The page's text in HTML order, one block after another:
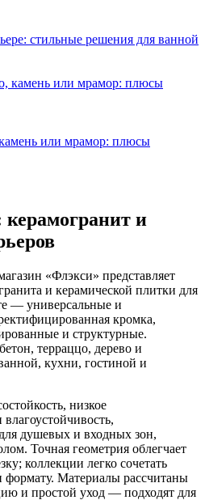
стильные решения для ванной
или мрамор: плюсы
и
«Флэкси» представляет
и керамической плитки для
— универсальные и
кромка,
и структурные.
терраццо, дерево и
кухни, гостиной и
низкое
душевых и входных зон,
Точная геометрия облегчает
коллекции легко сочетать
Материалы рассчитаны
и простой уход — подходят для